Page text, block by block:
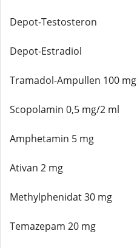
Depot-Testosteron
Depot-Estradiol
Tramadol-Ampullen 100 mg
Scopolamin 0,5 mg/2 ml
Amphetamin 5 mg
Ativan 2 mg
Methylphenidat 30 mg
Temazepam 20 mg